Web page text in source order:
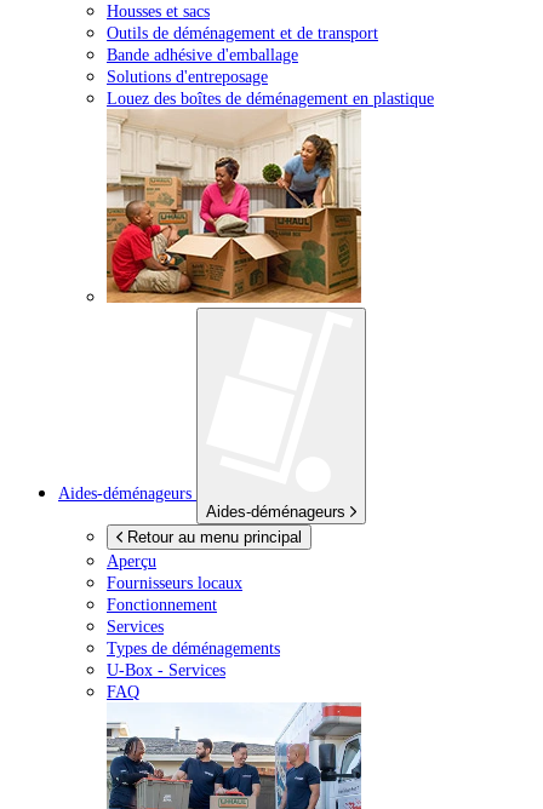
Housses et sacs
Outils de déménagement et de transport
Bande adhésive d'emballage
Solutions d'entreposage
Louez des boîtes de déménagement en plastique
Aides-déménageurs
Aides-déménageurs
Retour au menu principal
Aperçu
Fournisseurs locaux
Fonctionnement
Services
Types de déménagements
U-Box - Services
FAQ